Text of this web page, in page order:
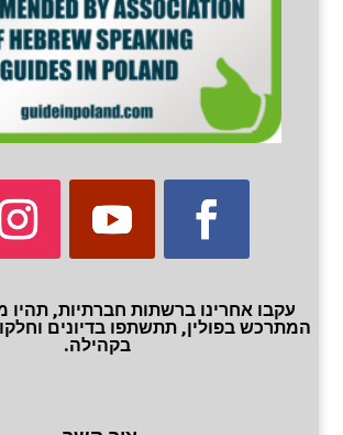
עקבו אחרינו ברשתות חברתיות, תהיו
המתרכש בפולין, תתשתפו בדיונים
בקהילה.